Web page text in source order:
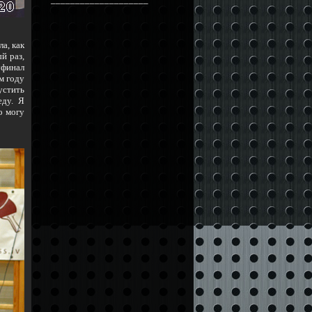
как
раз,
году
Я
могу